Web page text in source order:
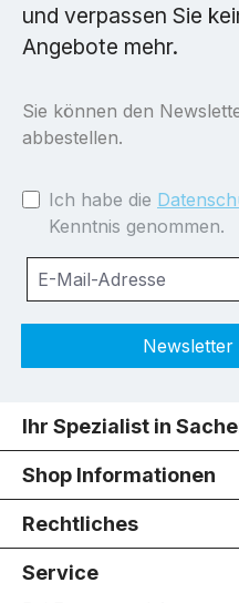
und verpassen Sie
Angebote mehr.
Sie können den
abbestellen.
Ich habe die
Kenntnis genommen.
Ihr Spezialist in
Shop Informationen
Rechtliches
Service